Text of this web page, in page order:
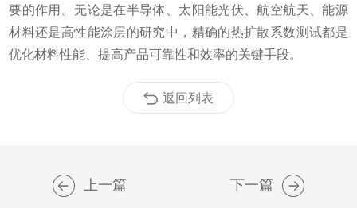
要的作用。无论是在半导体、太阳能光伏、航空航天、能源
材料还是高性能涂层的研究中，精确的热扩散系数测试都是
优化材料性能、提高产品可靠性和效率的关键手段。
返回列表
上一篇 下一篇